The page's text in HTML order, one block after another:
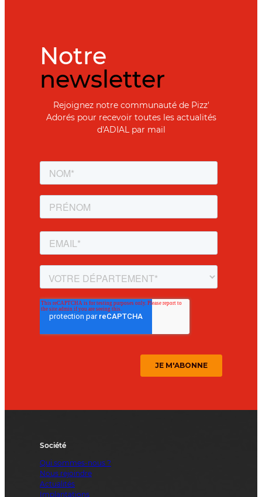
Notre
newsletter
Rejoignez notre communauté de Pizz'
Adorés pour recevoir toutes les actualités
d'ADIAL par mail
Société
Qui sommes-nous ?
Nous rejoindre
Actualités
Implantations